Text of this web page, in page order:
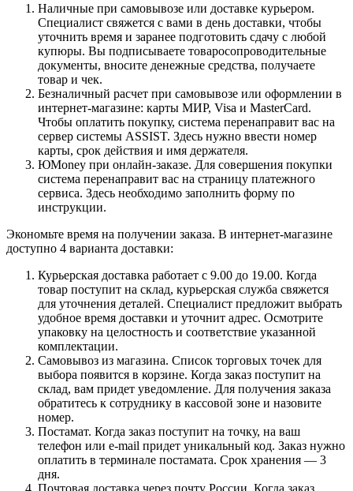
Наличные при самовывозе или доставке курьером.
Специалист свяжется с вами в день доставки, чтобы
уточнить время и заранее подготовить сдачу с любой
купюры. Вы подписываете товаросопроводительные
документы, вносите денежные средства, получаете
товар и чек.
Безналичный расчет при самовывозе или оформлении в
интернет-магазине: карты МИР, Visa и MasterCard.
Чтобы оплатить покупку, система перенаправит вас на
сервер системы ASSIST. Здесь нужно ввести номер
карты, срок действия и имя держателя.
ЮMoney при онлайн-заказе. Для совершения покупки
система перенаправит вас на страницу платежного
сервиса. Здесь необходимо заполнить форму по
инструкции.
Экономьте время на получении заказа. В интернет-магазине
доступно 4 варианта доставки:
Курьерская доставка работает с 9.00 до 19.00. Когда
товар поступит на склад, курьерская служба свяжется
для уточнения деталей. Специалист предложит выбрать
удобное время доставки и уточнит адрес. Осмотрите
упаковку на целостность и соответствие указанной
комплектации.
Самовывоз из магазина. Список торговых точек для
выбора появится в корзине. Когда заказ поступит на
склад, вам придет уведомление. Для получения заказа
обратитесь к сотруднику в кассовой зоне и назовите
номер.
Постамат. Когда заказ поступит на точку, на ваш
телефон или e-mail придет уникальный код. Заказ нужно
оплатить в терминале постамата. Срок хранения — 3
дня.